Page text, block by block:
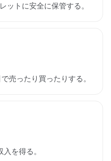
ットに安全に保管する。
売ったり買ったりする。
を得る。